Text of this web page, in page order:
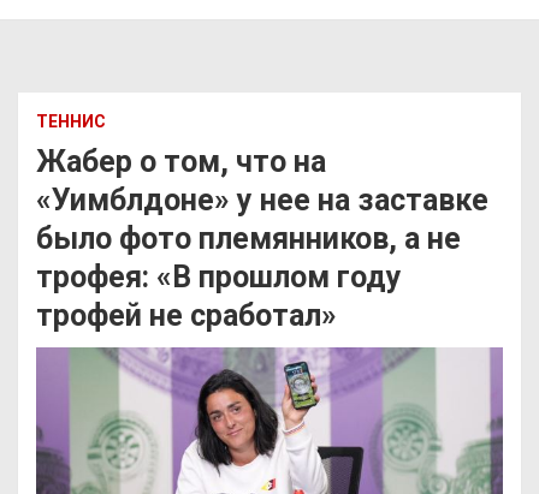
ТЕННИС
Жабер о том, что на
«Уимблдоне» у нее на заставке
было фото племянников, а не
трофея: «В прошлом году
трофей не сработал»